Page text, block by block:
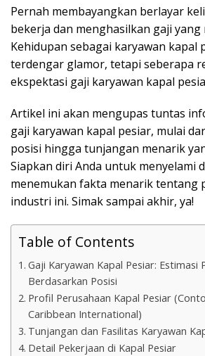
Pernah membayangkan berlayar
bekerja dan menghasilkan gaji
Kehidupan sebagai karyawan kapal
terdengar glamor, tetapi seberapa
ekspektasi gaji karyawan kapal
Artikel ini akan mengupas tuntas
gaji karyawan kapal pesiar, mulai
posisi hingga tunjangan menarik
Siapkan diri Anda untuk menyelami
menemukan fakta menarik tentang
industri ini. Simak sampai akhir, ya!
Table of Contents
Gaji Karyawan Kapal Pesiar: Estimasi
Berdasarkan Posisi
Profil Perusahaan Kapal Pesiar
Caribbean International)
Tunjangan dan Fasilitas Karyawan
Detail Pekerjaan di Kapal Pesiar